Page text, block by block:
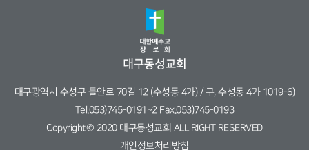
대구광역시 수성구 들안로 70길 12 (수성동 4가) / 구, 수성동 4가 1019-6)
Tel.053)745-0191~2 Fax.053)745-0193
Copyright© 2020 대구동성교회 ALL RIGHT RESERVED
개인정보처리방침